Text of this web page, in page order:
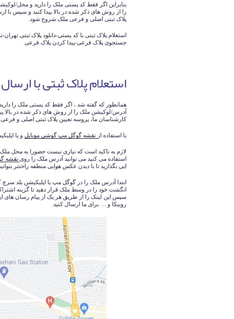
بنابراین اگر فقط کد پستی ملک را دارید و محل/
را از روش های ذکر شده در بالا پیدا کنید و سپس با
پلاک ثبتی اصلی و فرعی ملک شروع شود.
استعلام پلاک ثبتی با کد پستی-دانلود پلاک ثبتی
جستجوی پلاک فرعی-پیدا کردن پلاک فرعی
استعلام پلاک ثبتی با
همانطور که گفته شد ، اگر فقط کد پستی ملک را
آدرس/لوکیشن ملک را از روش های ذکر شده در بالا
کارشناسان ما، پروسه تعیین پلاک ثبتی اصلی و
با استفاده از نقشه گوگل مپ گوشی موبایل و یا
لازم به تاکید است که نیازی نیست حضورا به محل
استفاده می کنید می توانید آدرس ملک را روی نقشه
ایی بگذارید تا با دیدن عکس هوایی منطقه راحتتر
ابتدا آدرس ملک را در گوگل مپ یا اپلیکیشن بلد
انگشت خود را در وسط ملک قرار دهید تا گزینه
سپس این لینک را از طریق هر یک از پیام رسان های
روبیکا و … برای ما ارسال کنید.